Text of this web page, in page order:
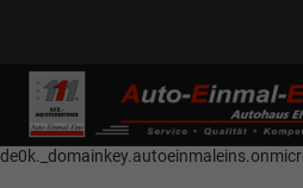
------------ Host Name :
selector1-aee-
Name : selector2._domainkey Points to